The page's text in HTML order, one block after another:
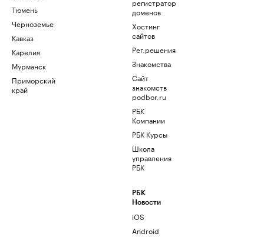
Тюмень
Черноземье
Кавказ
Карелия
Мурманск
Приморский
край
регистратор
доменов
Хостинг
сайтов
Рег.решения
Знакомства
Сайт
знакомств
podbor.ru
РБК
Компании
РБК Курсы
Школа
управления
РБК
РБК
Новости
iOS
Android